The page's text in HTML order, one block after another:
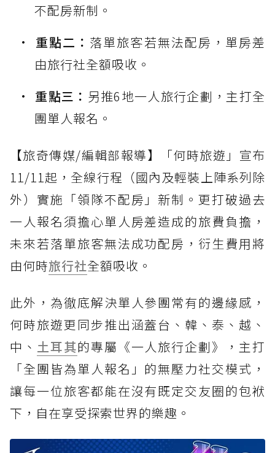
不配房新制。
重點二： 落單旅客若無法配房，單房差
由旅行社全額吸收。
重點三： 另推6地一人旅行企劃，主打全
團單人報名。
【旅奇傳媒/編輯部報導】「何時旅遊」宣布
11/11起，全線行程（國內及輕裝上陣系列除
外）實施「領隊不配房」新制。更打破過去
一人報名須擔心單人房差造成的旅費負擔，
未來若落單旅客無法成功配房，衍生費用將
由何時旅行社全額吸收。
此外，為徹底解決單人參團常有的邊緣感，
何時旅遊更同步推出涵蓋台、韓、泰、越、
中、 土耳其的專屬《一人旅行企劃》，主打
「全團皆為單人報名」的無壓力社交模式，
讓每一位旅客都能在沒有既定交友圈的包袱
下，自在享受探索世界的樂趣。